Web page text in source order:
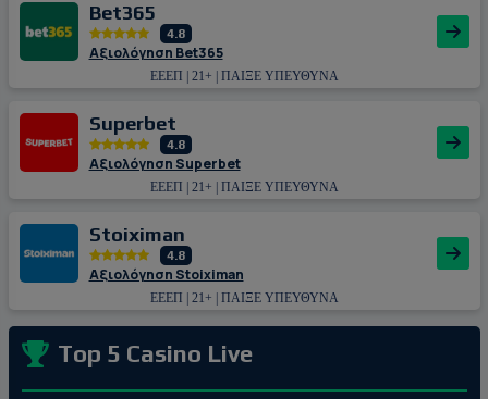
Bet365
4.8
Αξιολόγηση Bet365
ΕΕΕΠ | 21+ | ΠΑΙΞΕ ΥΠΕΥΘΥΝΑ
Superbet
4.8
Αξιολόγηση Superbet
ΕΕΕΠ | 21+ | ΠΑΙΞΕ ΥΠΕΥΘΥΝΑ
Stoiximan
4.8
Αξιολόγηση Stoiximan
ΕΕΕΠ | 21+ | ΠΑΙΞΕ ΥΠΕΥΘΥΝΑ
Top 5 Casino Live